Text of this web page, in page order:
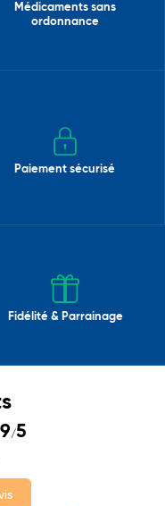
Médicaments sans
ordonnance
Paiement sécurisé
Fidélité & Parrainage
/5